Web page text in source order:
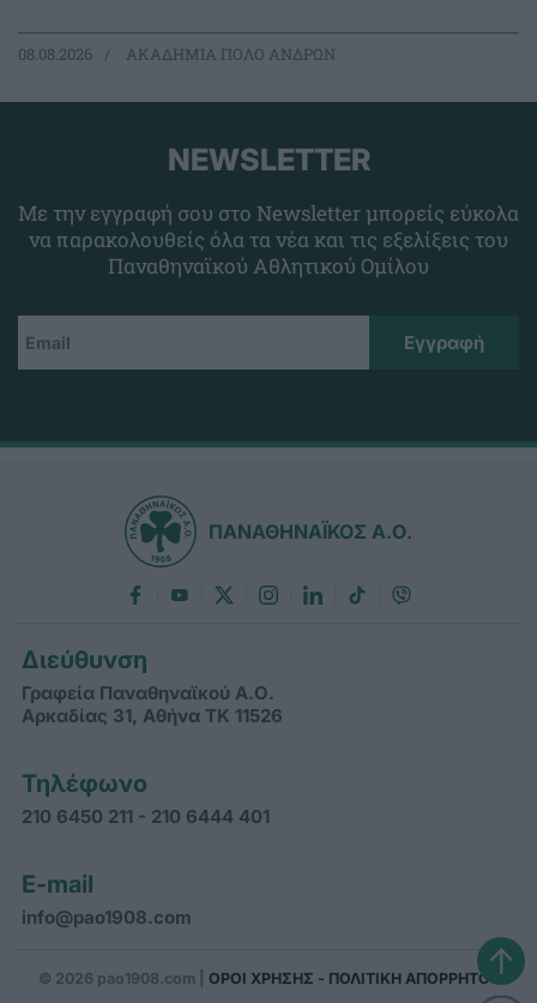
08.08.2026 ΑΚΑΔΗΜΙΑ ΠΟΛΟ ΑΝΔΡΩΝ
NEWSLETTER
Με την εγγραφή σου στο Newsletter μπορείς εύκολα
να παρακολουθείς όλα τα νέα και τις εξελίξεις του
Παναθηναϊκού Αθλητικού Ομίλου
ΠΑΝΑΘΗΝΑΪΚΟΣ Α.Ο.
Διεύθυνση
Γραφεία Παναθηναϊκού Α.Ο.
Αρκαδίας 31, Αθήνα ΤΚ 11526
Τηλέφωνο
210 6450 211 - 210 6444 401
E-mail
info@pao1908.com
© 2026 pao1908.com | ΟΡΟΙ ΧΡΗΣΗΣ - ΠΟΛΙΤΙΚΗ ΑΠΟΡΡΗΤΟΥ↑